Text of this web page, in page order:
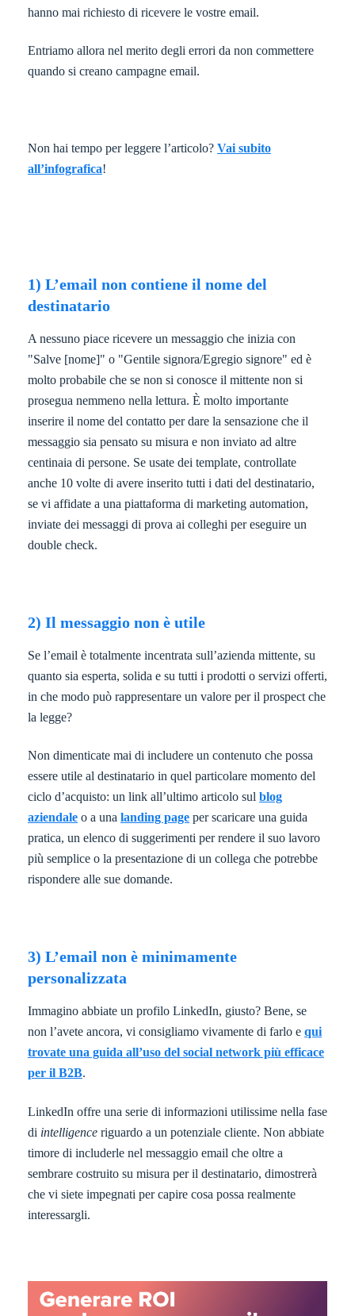
hanno mai richiesto di ricevere le vostre email.
Entriamo allora nel merito degli errori da non commettere
quando si creano campagne email.
Non hai tempo per leggere l’articolo? Vai subito
all’infografica!
1) L’email non contiene il nome del
destinatario
A nessuno piace ricevere un messaggio che inizia con
"Salve [nome]" o "Gentile signora/Egregio signore" ed è
molto probabile che se non si conosce il mittente non si
prosegua nemmeno nella lettura. È molto importante
inserire il nome del contatto per dare la sensazione che il
messaggio sia pensato su misura e non inviato ad altre
centinaia di persone. Se usate dei template, controllate
anche 10 volte di avere inserito tutti i dati del destinatario,
se vi affidate a una piattaforma di marketing automation,
inviate dei messaggi di prova ai colleghi per eseguire un
double check.
2) Il messaggio non è utile
Se l’email è totalmente incentrata sull’azienda mittente, su
quanto sia esperta, solida e su tutti i prodotti o servizi offerti,
in che modo può rappresentare un valore per il prospect che
la legge?
Non dimenticate mai di includere un contenuto che possa
essere utile al destinatario in quel particolare momento del
ciclo d’acquisto: un link all’ultimo articolo sul blog
aziendale o a una landing page per scaricare una guida
pratica, un elenco di suggerimenti per rendere il suo lavoro
più semplice o la presentazione di un collega che potrebbe
rispondere alle sue domande.
3) L’email non è minimamente
personalizzata
Immagino abbiate un profilo LinkedIn, giusto? Bene, se
non l’avete ancora, vi consigliamo vivamente di farlo e qui
trovate una guida all’uso del social network più efficace
per il B2B.
LinkedIn offre una serie di informazioni utilissime nella fase
di intelligence riguardo a un potenziale cliente. Non abbiate
timore di includerle nel messaggio email che oltre a
sembrare costruito su misura per il destinatario, dimostrerà
che vi siete impegnati per capire cosa possa realmente
interessargli.